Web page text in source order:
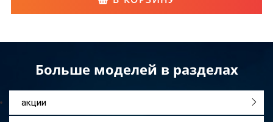
Больше моделей в разделах
акции